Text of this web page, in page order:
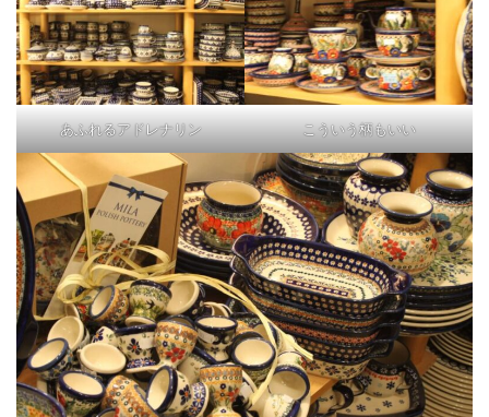
あふれるアドレナリン こういう柄もいい